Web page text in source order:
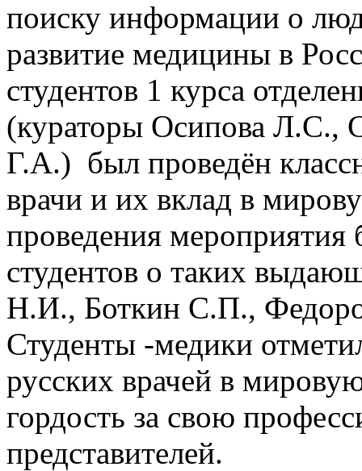
поиску информации о
развитие медицины в
студентов 1 курса
(кураторы Осипова Л.С.,
Г.А.) был проведён
врачи и их вклад в
проведения
студентов о таких
Н.И., Боткин С.П.,
Студенты -медики
русских врачей в
гордость за свою
представителей.